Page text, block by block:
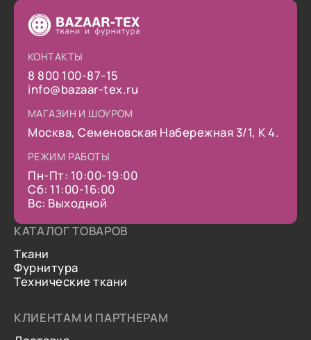
КОНТАКТЫ
8 800 100-87-15
info@bazaar-tex.ru
МАГАЗИН И ШОУРОМ
Москва, Семеновская Набережная 3/1, К 4.
РЕЖИМ РАБОТЫ
Пн-Пт: 10:00-19:00
Сб: 11:00-16:00
Вс: Выходной
КАТАЛОГ ТОВАРОВ
Ткани
Фурнитура
Технические ткани
КЛИЕНТАМ И ПАРТНЕРАМ